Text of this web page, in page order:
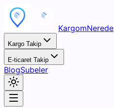
KargomNerede
Kargo Takip
E-ticaret Takip
BlogŞubeler